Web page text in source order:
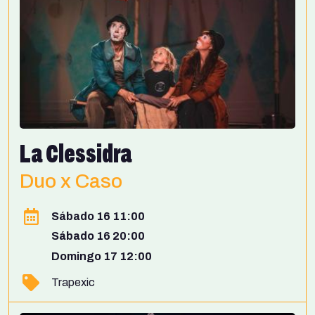
La Clessidra
Duo x Caso
Sábado 16 11:00
Sábado 16 20:00
Domingo 17 12:00
Trapexic